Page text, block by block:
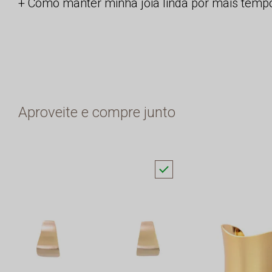
Como manter minha joia linda por mais
Aproveite e compre junto